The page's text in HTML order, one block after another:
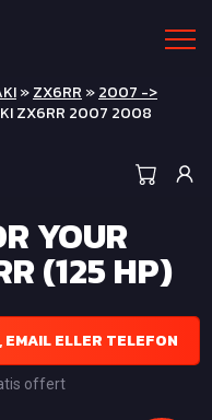
»ZX6RR »2007 ->
ZX6RR 2007 2008
YOUR
(125 HP)
ELLER TELEFON
offert